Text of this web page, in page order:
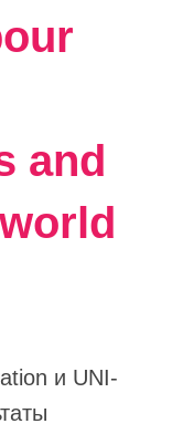
and
и UNI-